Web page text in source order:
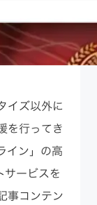
イズ以外に
を行ってき
イン」の高
サービスを
事コンテン